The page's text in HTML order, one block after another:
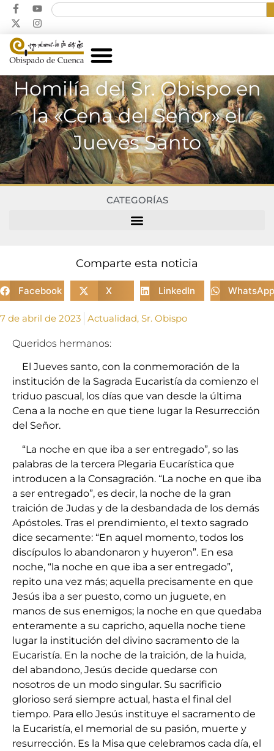
Homilía del Sr. Obispo en
la «Cena del Señor» el
Jueves Santo
CATEGORÍAS
Comparte esta noticia
Facebook X LinkedIn WhatsApp
7 de abril de 2023 Actualidad, Sr. Obispo
Queridos hermanos:
El Jueves santo, con la conmemoración de la
institución de la Sagrada Eucaristía da comienzo el
triduo pascual, los días que van desde la última
Cena a la noche en que tiene lugar la Resurrección
del Señor.
“La noche en que iba a ser entregado”, so las
palabras de la tercera Plegaria Eucarística que
introducen a la Consagración. “La noche en que iba
a ser entregado”, es decir, la noche de la gran
traición de Judas y de la desbandada de los demás
Apóstoles. Tras el prendimiento, el texto sagrado
dice secamente: “En aquel momento, todos los
discípulos lo abandonaron y huyeron”. En esa
noche, “la noche en que iba a ser entregado”,
repito una vez más; aquella precisamente en que
Jesús iba a ser puesto, como un juguete, en
manos de sus enemigos; la noche en que quedaba
enteramente a su capricho, aquella noche tiene
lugar la institución del divino sacramento de la
Eucaristía. En la noche de la traición, de la huida,
del abandono, Jesús decide quedarse con
nosotros de un modo singular. Su sacrificio
glorioso será siempre actual, hasta el final del
tiempo. Para ello Jesús instituye el sacramento de
la Eucaristía, el memorial de su pasión, muerte y
resurrección. Es la Misa que celebramos cada día, el